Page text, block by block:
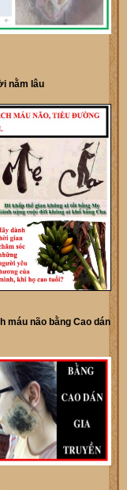
nằm lâu
máu não bằng Cao dán